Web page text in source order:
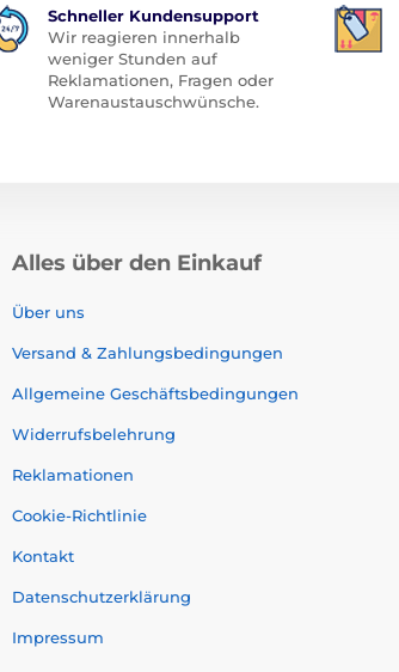
Schneller Kundensupport
Wir reagieren innerhalb
weniger Stunden auf
Reklamationen, Fragen oder
Warenaustauschwünsche.
Alles über den Einkauf
Über uns
Versand & Zahlungsbedingungen
Allgemeine Geschäftsbedingungen
Widerrufsbelehrung
Reklamationen
Cookie-Richtlinie
Kontakt
Datenschutzerklärung
Impressum